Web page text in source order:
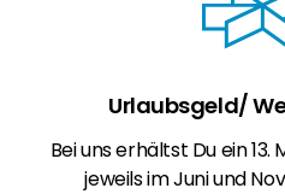
Urlaubsgeld/
Bei uns erhältst Du ein
jeweils im Juni und